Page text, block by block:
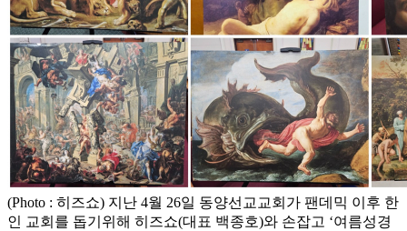
(Photo : 히즈쇼) 지난 4월 26일 동양선교교회가 팬데믹 이후 한
인 교회를 돕기위해 히즈쇼(대표 백종호)와 손잡고 ‘여름성경